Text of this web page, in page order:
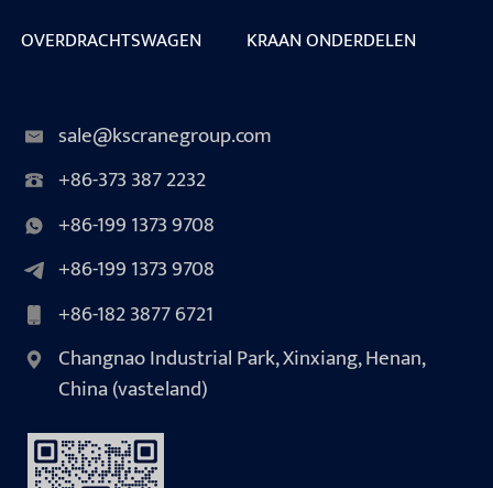
OVERDRACHTSWAGEN
KRAAN ONDERDELEN
sale@kscranegroup.com
+86-373 387 2232
+86-199 1373 9708
+86-199 1373 9708
+86-182 3877 6721
Changnao Industrial Park, Xinxiang, Henan,
China (vasteland)